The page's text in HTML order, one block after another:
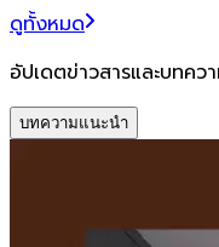
ดูทั้งหมด
อัปเดตข่าวสารและบทคว
บทความแนะนำ